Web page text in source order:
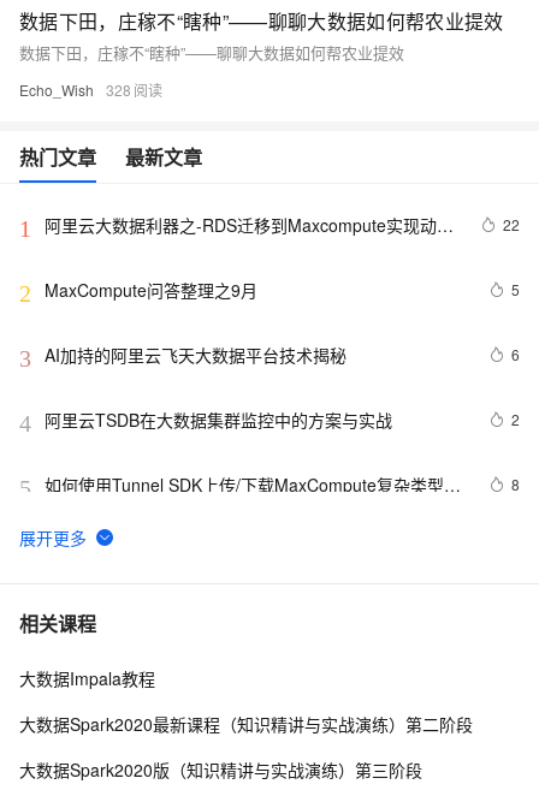
数据下田，庄稼不“瞎种”——聊聊大数据如何帮农业提效
数据下田，庄稼不“瞎种”——聊聊大数据如何帮农业提效
Echo_Wish 328
热门文章 最新文章
1
阿里云大数据利器之-RDS迁移到Maxcompute实现动态
22
2 MaxCompute问答整理之9月 5
3 AI加持的阿里云飞天大数据平台技术揭秘 6
4 阿里云TSDB在大数据集群监控中的方案与实战 2
5 如何使用Tunnel SDK上传/下载MaxCompute复杂类型数
8
6 大数据生态中的 RocketMQ 5.0
7 DTS数据同步集成MaxCompute数仓
8 从历年 Gartner hype cycle 看大数据行业的发展历史和
相关课程
大数据Impala教程
大数据Spark2020最新课程（知识精讲与实战演练）第二阶段
大数据Spark2020版（知识精讲与实战演练）第三阶段